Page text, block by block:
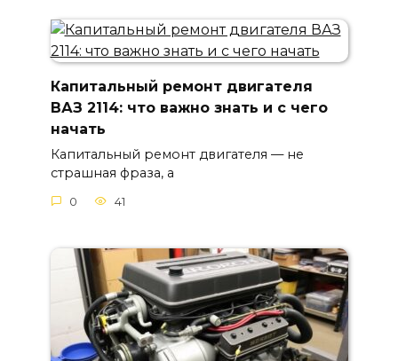
Капитальный ремонт двигателя
ВАЗ 2114: что важно знать и с чего
начать
Капитальный ремонт двигателя — не
страшная фраза, а
0 41